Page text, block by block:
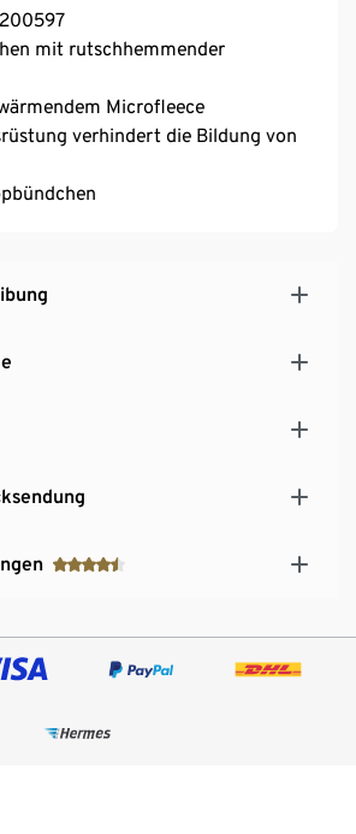
mit rutschhemmender
Microfleece
verhindert die Bildung von